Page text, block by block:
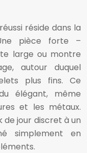
réside dans la
pièce forte –
large ou montre
autour duquel
plus fins. Ce
élégant, même
et les métaux.
de jour discret à un
simplement en